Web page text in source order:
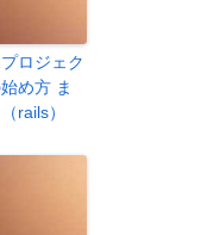
ロジェク
始め方 ま
rails）